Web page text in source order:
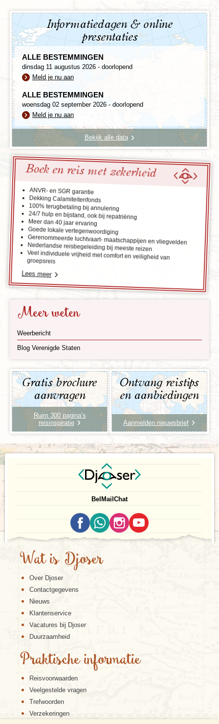
Informatiedagen & online
presentaties
ALLE BESTEMMINGEN
dinsdag 11 augustus 2026 - doorlopend
Meld je nu aan
ALLE BESTEMMINGEN
woensdag 02 september 2026 - doorlopend
Meld je nu aan
Bekijk alle data
Boek en reis met zekerheid
ANVR- en SGR garantie
Dekking Calamiteitenfonds
100% terugbetaling bij annulering
24/7 hulp en bijstand, ook bij repatriëring
Meer dan 40 jaar ervaring
Goede lokale vertegenwoordiging
Gerenommeerde luchtvaart- maatschappijen en vliegvelden
Nederlandse reisbegeleiding bij meeste reizen
Veel individuele vrijheid met comfort en veiligheid van
groepsreis
Lees meer
Meer weten
Weerbericht
Blog Verenigde Staten
Gratis brochure
aanvragen
Ruim 300 pagina’s
reisinspiratie
Ontvang reistips
en aanbiedingen
Aanmelden nieuwsbrief
Bel Mail Chat
Wat is Djoser
Over Djoser
Contactgegevens
Nieuws
Klantenservice
Vacatures bij Djoser
Duurzaamheid
Praktische informatie
Reisvoorwaarden
Veelgestelde vragen
Trefwoorden
Verzekeringen